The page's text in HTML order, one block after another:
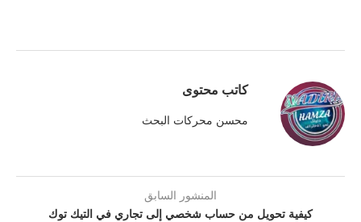
كاتب محتوى
محسن محركات البحث
المنشور السابق
كيفية تحويل من حساب شخصي إلى تجاري في التيك توك